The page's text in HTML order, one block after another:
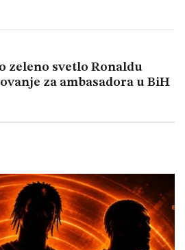
zeleno svetlo Ronaldu
za ambasadora u BiH